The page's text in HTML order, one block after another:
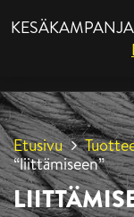
Etusivu
“liittämiseen”